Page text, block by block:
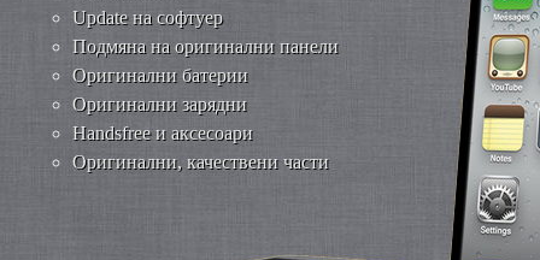
Update на софтуер
Подмяна на оригинални панели
Оригинални батерии
Оригинални зарядни
Handsfree и аксесоари
Оригинални, качествени части